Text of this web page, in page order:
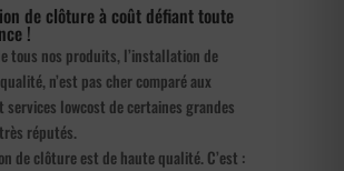
de clôture à coût défiant toute
!
tous nos produits, l’installation de
n’est pas cher comparé aux
services lowcost de certaines grandes
réputés.
de clôture est de haute qualité. C’est :